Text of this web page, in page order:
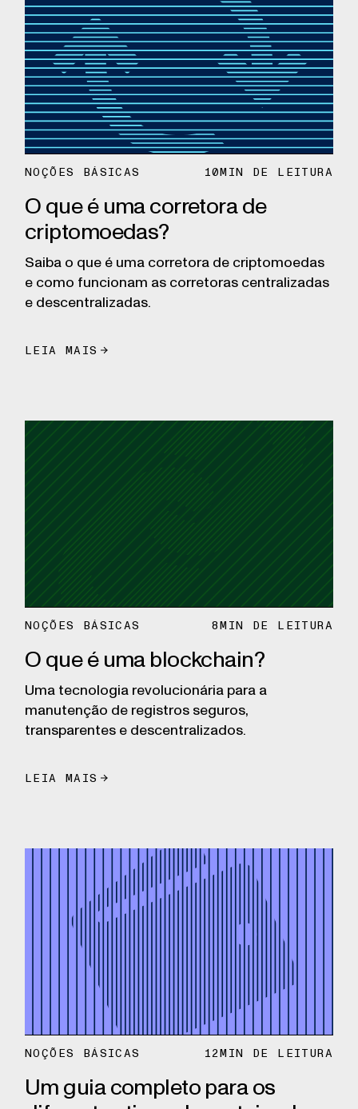
NOÇÕES BÁSICAS 10 MIN DE LEITURA
O que é uma corretora de
criptomoedas?
Saiba o que é uma corretora de criptomoedas
e como funcionam as corretoras centralizadas
e descentralizadas.
LEIA MAIS
NOÇÕES BÁSICAS 8 MIN DE LEITURA
O que é uma blockchain?
Uma tecnologia revolucionária para a
manutenção de registros seguros,
transparentes e descentralizados.
LEIA MAIS
NOÇÕES BÁSICAS 12 MIN DE LEITURA
Um guia completo para os